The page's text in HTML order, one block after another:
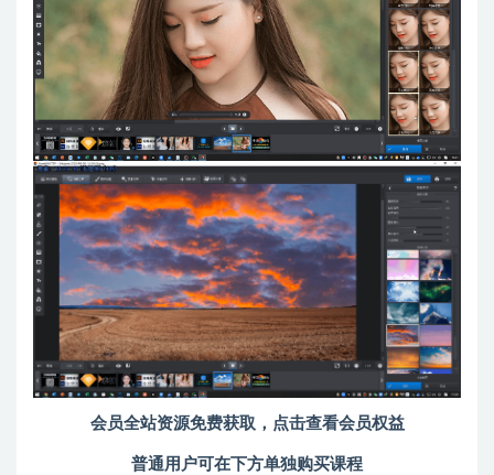
会员全站资源免费获取，点击查看会员权益
普通用户可在下方单独购买课程